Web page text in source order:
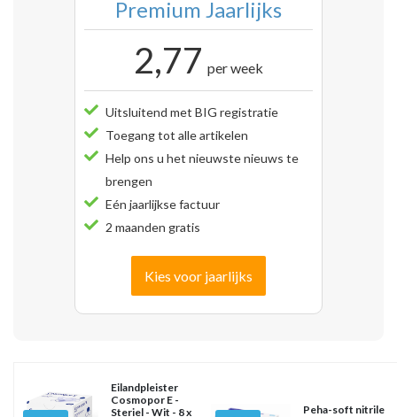
Premium Jaarlijks
2,77 per week
Uitsluitend met BIG registratie
Toegang tot alle artikelen
Help ons u het nieuwste nieuws te
brengen
Eén jaarlijkse factuur
2 maanden gratis
Kies voor jaarlijks
Eilandpleister
Cosmopor E -
Steriel - Wit - 8 x
Peha-soft nitrile